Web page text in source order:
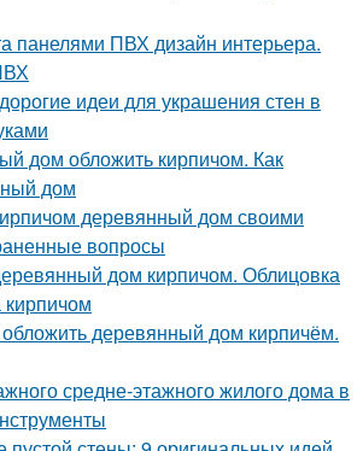
панелями ПВХ дизайн интерьера.
идеи для украшения стен в
дом обложить кирпичом. Как
дом
деревянный дом своими
вопросы
дом кирпичом. Облицовка
деревянный дом кирпичём.
средне-этажного жилого дома в